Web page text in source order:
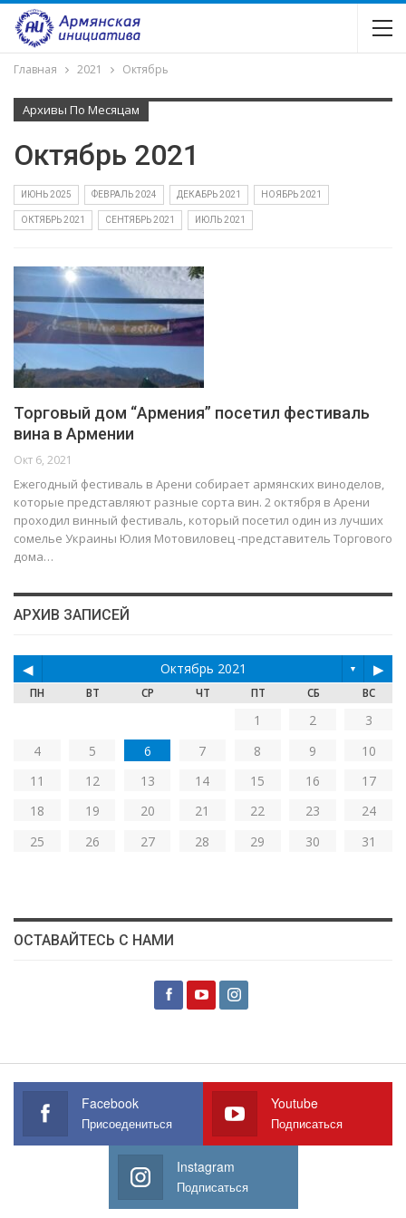
Главная 2021 Октябрь
Архивы По Месяцам
Октябрь 2021
ИЮНЬ 2025 ФЕВРАЛЬ 2024 ДЕКАБРЬ 2021 НОЯБРЬ 2021
ОКТЯБРЬ 2021 СЕНТЯБРЬ 2021 ИЮЛЬ 2021
Торговый дом “Армения” посетил фестиваль
вина в Армении
Окт 6, 2021
Ежегодный фестиваль в Арени собирает армянских виноделов,
которые представляют разные сорта вин. 2 октября в Арени
проходил винный фестиваль, который посетил один из лучших
сомелье Украины Юлия Мотовиловец -представитель Торгового
дома…
АРХИВ ЗАПИСЕЙ
◀ Октябрь 2021 ▼ ▶
ПН ВТ СР ЧТ ПТ СБ ВС
1 2
3
4
5 6 7 8 9
10
11
12 13 14 15 16
17
18
19 20 21 22 23
24
25
26 27 28 29 30 31
ОСТАВАЙТЕСЬ С НАМИ
Facebook
Присоедениться
Youtube
Подписаться
Instagram
Подписаться